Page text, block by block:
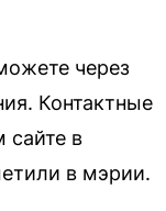
через
Контактные
сайте в
в мэрии.